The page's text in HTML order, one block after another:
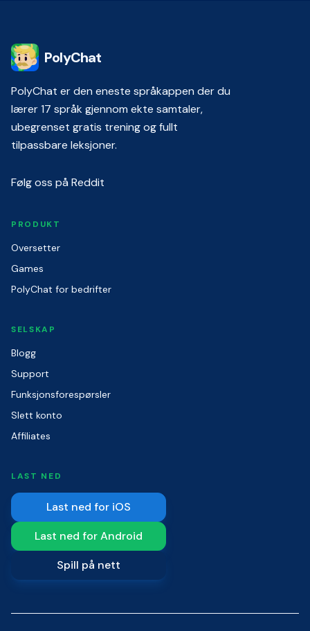
PolyChat
PolyChat er den eneste språkappen der du
lærer 17 språk gjennom ekte samtaler,
ubegrenset gratis trening og fullt
tilpassbare leksjoner.
Følg oss på Reddit
PRODUKT
Oversetter
Games
PolyChat for bedrifter
SELSKAP
Blogg
Support
Funksjonsforespørsler
Slett konto
Affiliates
LAST NED
Last ned for iOS
Last ned for Android
Spill på nett